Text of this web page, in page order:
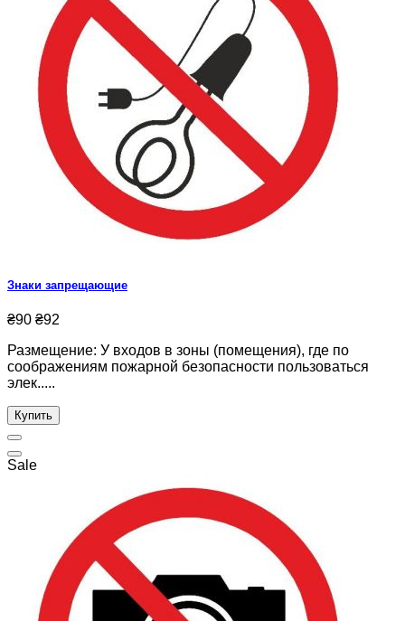
Знаки запрещающие
₴90 ₴92
Размещение: У входов в зоны (помещения), где по
соображениям пожарной безопасности пользоваться
элек.....
Купить
Sale